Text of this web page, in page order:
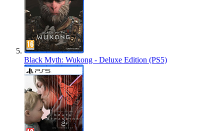
Black Myth: Wukong - Deluxe Edition (PS5)